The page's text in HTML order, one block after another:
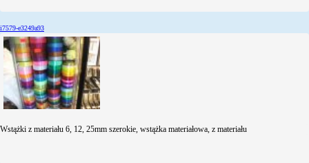
i7579-e3249a93
Wstążki z materiału 6, 12, 25mm szerokie, wstążka materiałowa, z materiału